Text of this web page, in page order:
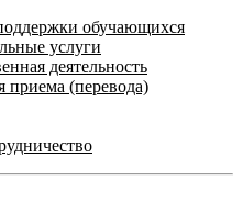
обучающихся
услуги
деятельность
приема (перевода)